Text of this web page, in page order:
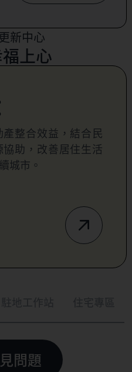
新中心
上心
整合效益，結合民
助，改善居住生活
城市。
問題